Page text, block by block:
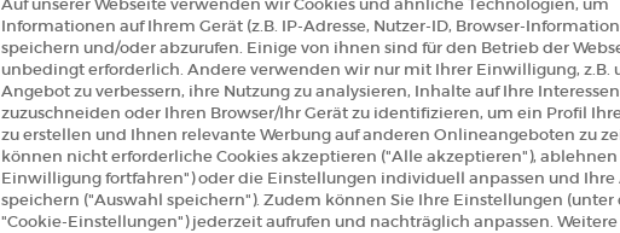
erfahren
146
Ein
Auf unserer Webseite verwenden wir Cookies und ähnliche Technologien, um
Informationen auf Ihrem Gerät (z.B. IP-Adresse, Nutzer-ID, Browser-
speichern und/oder abzurufen. Einige von ihnen sind für den Betrieb der
unbedingt erforderlich. Andere verwenden wir nur mit Ihrer Einwilligung, z.B.
Angebot zu verbessern, ihre Nutzung zu analysieren, Inhalte auf Ihre Interessen
zuzuschneiden oder Ihren Browser/Ihr Gerät zu identifizieren, um ein Profil
zu erstellen und Ihnen relevante Werbung auf anderen Onlineangeboten zu
können nicht erforderliche Cookies akzeptieren ("Alle akzeptieren"), ablehnen
Einwilligung fortfahren") oder die Einstellungen individuell anpassen und Ihre
speichern ("Auswahl speichern"). Zudem können Sie Ihre Einstellungen (unter
"Cookie-Einstellungen") jederzeit aufrufen und nachträglich anpassen. Weitere